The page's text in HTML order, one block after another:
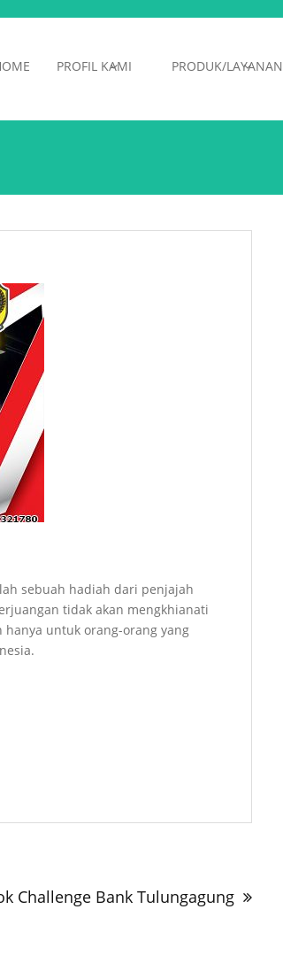
PROFIL KAMI PRODUK/LAYANAN
sebuah hadiah dari penjajah
tidak akan mengkhianati
untuk orang-orang yang
Challenge Bank Tulungagung